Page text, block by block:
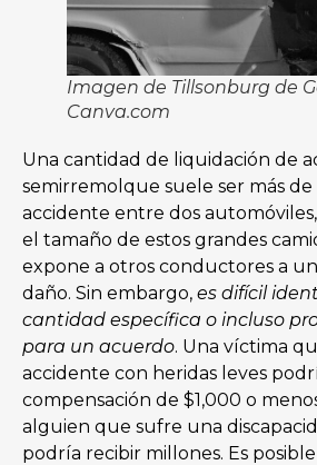
Imagen de Tillsonburg de
Canva.com
Una cantidad de liquidación de
semirremolque suele ser más
accidente entre dos
el tamaño de estos grandes
expone a otros conductores a
daño. Sin embargo, es difícil
cantidad específica o incluso
para un acuerdo. Una víctima
accidente con heridas leves
compensación de $1,000 o
alguien que sufre una
podría recibir millones. Es